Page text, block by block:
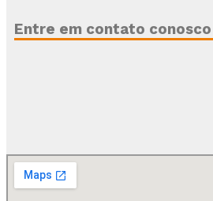
Entre em contato conosco